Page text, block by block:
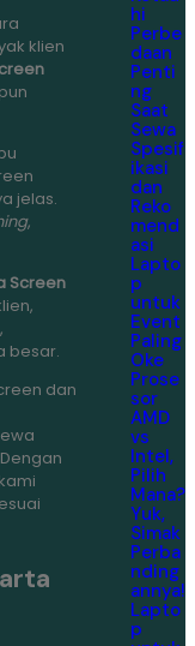
klien
jelas.
,
Screen
besar.
dan
hi
Perbe
daan
Penti
ng
Saat
Sewa
Spesif
ikasi
dan
Reko
mend
asi
Lapto
p
untuk
Event
Paling
Oke
Prose
sor
AMD
vs
Intel,
Pilih
Mana?
Yuk,
Simak
Perba
nding
annya!
Lapto
p